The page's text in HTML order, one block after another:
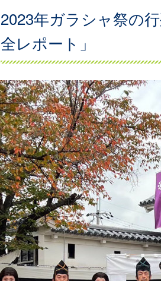
2023年ガラシャ祭の
全レポート」